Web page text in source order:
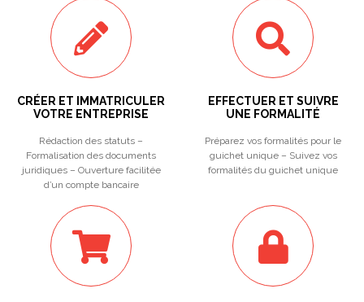
CRÉER ET IMMATRICULER
VOTRE ENTREPRISE
Rédaction des statuts –
Formalisation des documents
juridiques – Ouverture facilitée
d’un compte bancaire
EFFECTUER ET SUIVRE
UNE FORMALITÉ
Préparez vos formalités pour le
guichet unique – Suivez vos
formalités du guichet unique